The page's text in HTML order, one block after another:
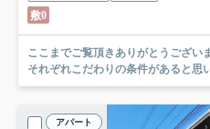
敷0
ここまでご覧頂きありがとうございます。 お部屋探しの際には
それぞれこだわりの条件があると思
アパート